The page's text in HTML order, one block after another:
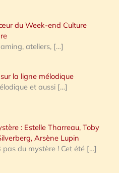
du Week-end Culture
ateliers, […]
la ligne mélodique
et aussi […]
: Estelle Tharreau, Toby
Arsène Lupin
du mystère ! Cet été […]